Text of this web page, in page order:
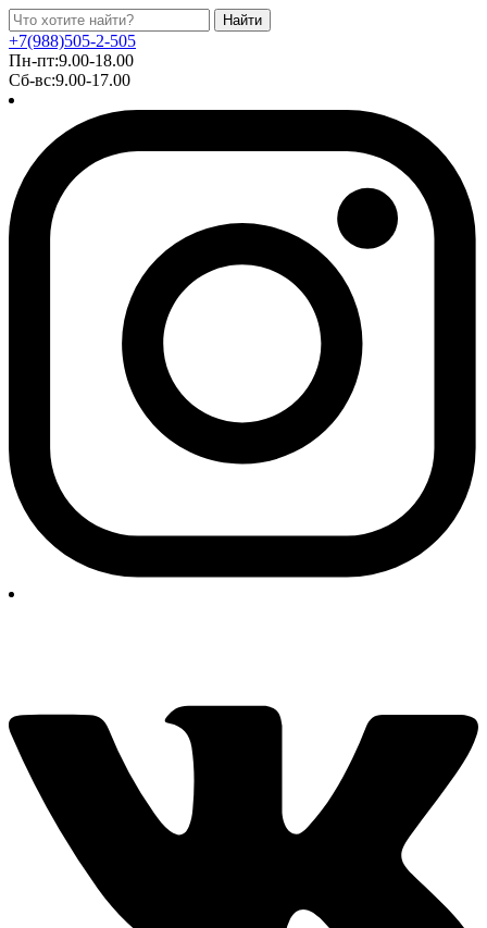
Найти
+7(988)505-2-505
Пн-пт:9.00-18.00
Сб-вс:9.00-17.00